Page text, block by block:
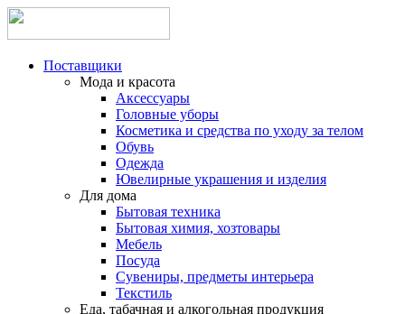
Поставщики
Мода и красота
Аксессуары
Головные уборы
Косметика и средства по уходу за телом
Обувь
Одежда
Ювелирные украшения и изделия
Для дома
Бытовая техника
Бытовая химия, хозтовары
Мебель
Посуда
Сувениры, предметы интерьера
Текстиль
Еда, табачная и алкогольная продукция